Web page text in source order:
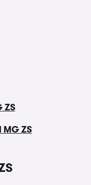
ZS
ZS